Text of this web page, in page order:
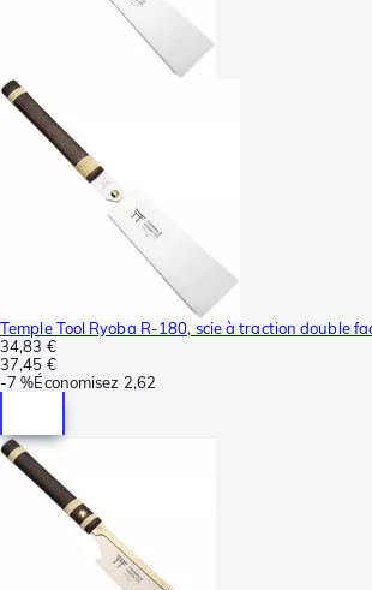
Temple Tool Ryoba R-180, scie à traction double
34,83 €
37,45 €
-7 %Économisez 2,62